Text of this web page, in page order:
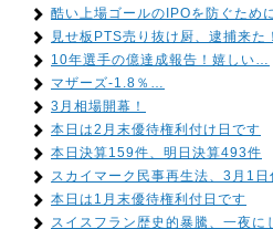
酷い上場ゴールのIPOを防ぐため
見せ板PTS売り抜け厨、逮捕来た！
10年選手の億達成報告！嬉しい…
マザーズ-1.8％…
3月相場開幕！
本日は2月末優待権利付け日です
本日決算159件、明日決算493件
スカイマーク民事再生法、3月1日
本日は1月末優待権利付日です
スイスフラン歴史的暴騰、一夜